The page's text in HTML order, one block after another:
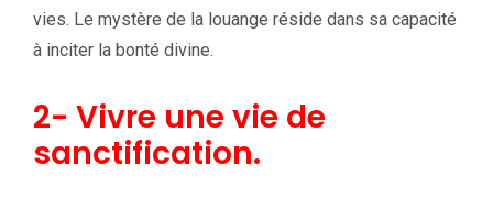
vies. Le mystère de la louange réside dans sa capacité
à inciter la bonté divine.
2- Vivre une vie de
sanctification.